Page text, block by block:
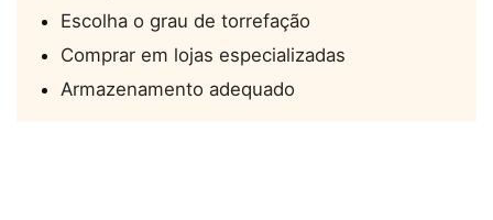
Escolha o grau de torrefação
Comprar em lojas especializadas
Armazenamento adequado